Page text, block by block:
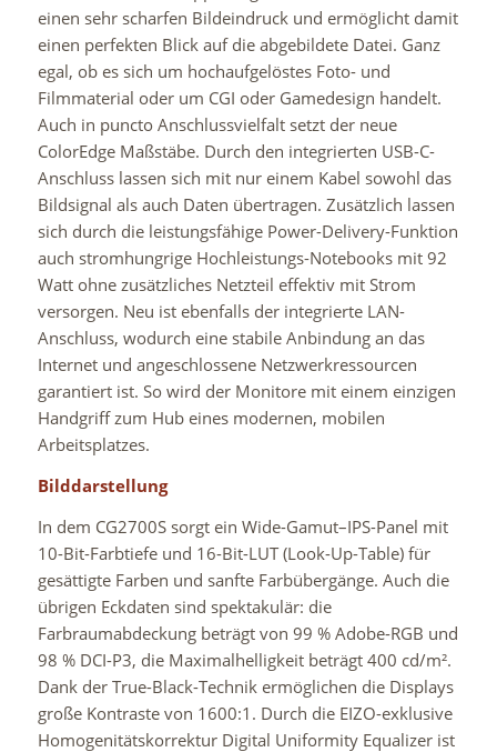
einen sehr scharfen Bildeindruck und ermöglicht damit
einen perfekten Blick auf die abgebildete Datei. Ganz
egal, ob es sich um hochaufgelöstes Foto- und
Filmmaterial oder um CGI oder Gamedesign handelt.
Auch in puncto Anschlussvielfalt setzt der neue
ColorEdge Maßstäbe. Durch den integrierten USB-C-
Anschluss lassen sich mit nur einem Kabel sowohl das
Bildsignal als auch Daten übertragen. Zusätzlich lassen
sich durch die leistungsfähige Power-Delivery-Funktion
auch stromhungrige Hochleistungs-Notebooks mit 92
Watt ohne zusätzliches Netzteil effektiv mit Strom
versorgen. Neu ist ebenfalls der integrierte LAN-
Anschluss, wodurch eine stabile Anbindung an das
Internet und angeschlossene Netzwerkressourcen
garantiert ist. So wird der Monitore mit einem einzigen
Handgriff zum Hub eines modernen, mobilen
Arbeitsplatzes.
Bilddarstellung
In dem CG2700S sorgt ein Wide-Gamut–IPS-Panel mit
10-Bit-Farbtiefe und 16-Bit-LUT (Look-Up-Table) für
gesättigte Farben und sanfte Farbübergänge. Auch die
übrigen Eckdaten sind spektakulär: die
Farbraumabdeckung beträgt von 99 % Adobe-RGB und
98 % DCI-P3, die Maximalhelligkeit beträgt 400 cd/m².
Dank der True-Black-Technik ermöglichen die Displays
große Kontraste von 1600:1. Durch die EIZO-exklusive
Homogenitätskorrektur Digital Uniformity Equalizer ist